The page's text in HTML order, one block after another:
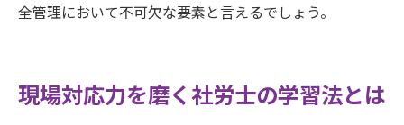
全管理において不可欠な要素と言えるでしょう。
現場対応力を磨く社労士の学習法とは